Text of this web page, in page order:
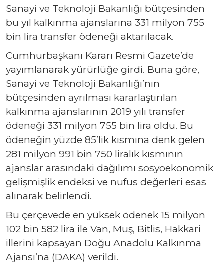
Sanayi ve Teknoloji Bakanlığı bütçesinden
bu yıl kalkınma ajanslarına 331 milyon 755
bin lira transfer ödeneği aktarılacak.
Cumhurbaşkanı Kararı Resmi Gazete’de
yayımlanarak yürürlüğe girdi. Buna göre,
Sanayi ve Teknoloji Bakanlığı’nın
bütçesinden ayrılması kararlaştırılan
kalkınma ajanslarının 2019 yılı transfer
ödeneği 331 milyon 755 bin lira oldu. Bu
ödeneğin yüzde 85’lik kısmına denk gelen
281 milyon 991 bin 750 liralık kısmının
ajanslar arasındaki dağılımı sosyoekonomik
gelişmişlik endeksi ve nüfus değerleri esas
alınarak belirlendi.
Bu çerçevede en yüksek ödenek 15 milyon
102 bin 582 lira ile Van, Muş, Bitlis, Hakkari
illerini kapsayan Doğu Anadolu Kalkınma
Ajansı’na (DAKA) verildi.